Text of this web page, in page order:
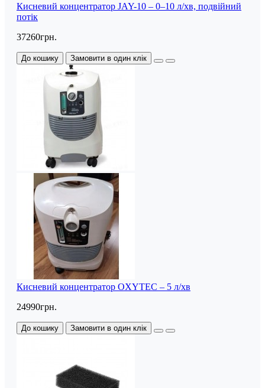
Кисневий концентратор JAY-10 – 0–10 л/хв, подвійний
потік
37260грн.
До кошику Замовити в один клік
Кисневий концентратор OXYTEC – 5 л/хв
24990грн.
До кошику Замовити в один клік